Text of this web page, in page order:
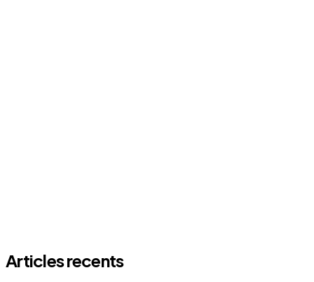
Articles recents